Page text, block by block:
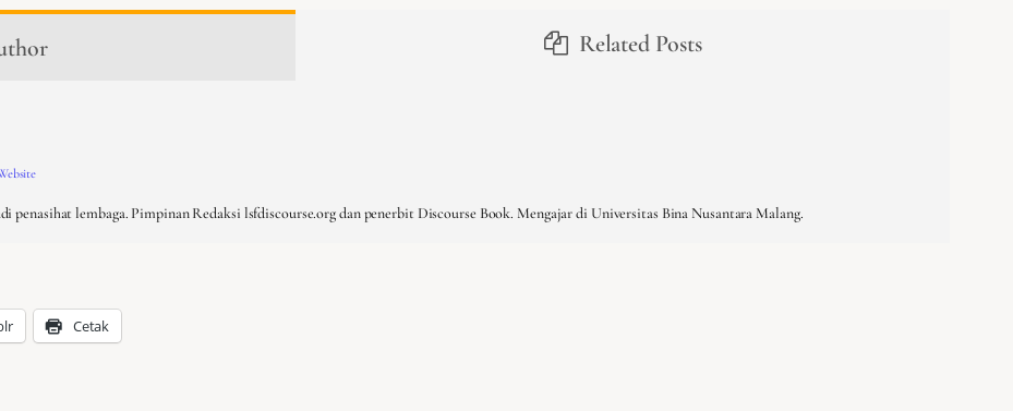
Related Posts
penasihat lembaga. Pimpinan Redaksi lsfdiscourse.org dan penerbit Discourse Book. Mengajar di Universitas Bina Nusantara Malang.
Cetak